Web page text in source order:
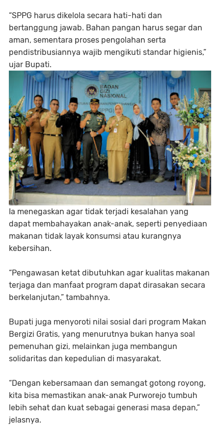
“SPPG harus dikelola secara hati-hati dan
bertanggung jawab. Bahan pangan harus segar dan
aman, sementara proses pengolahan serta
pendistribusiannya wajib mengikuti standar higienis,”
ujar Bupati.
Ia menegaskan agar tidak terjadi kesalahan yang
dapat membahayakan anak-anak, seperti penyediaan
makanan tidak layak konsumsi atau kurangnya
kebersihan.
“Pengawasan ketat dibutuhkan agar kualitas makanan
terjaga dan manfaat program dapat dirasakan secara
berkelanjutan,” tambahnya.
Bupati juga menyoroti nilai sosial dari program Makan
Bergizi Gratis, yang menurutnya bukan hanya soal
pemenuhan gizi, melainkan juga membangun
solidaritas dan kepedulian di masyarakat.
“Dengan kebersamaan dan semangat gotong royong,
kita bisa memastikan anak-anak Purworejo tumbuh
lebih sehat dan kuat sebagai generasi masa depan,”
jelasnya.